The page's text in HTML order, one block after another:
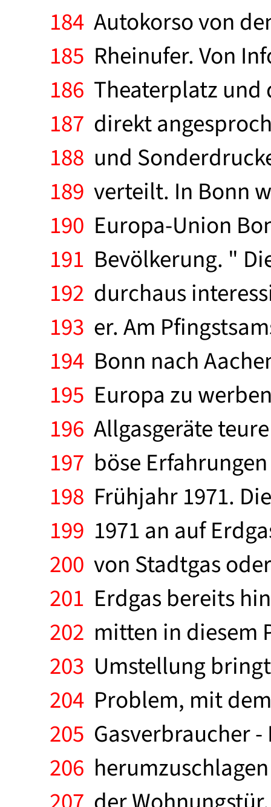
184 Autokorso von
185 Rheinufer. Von
186 Theaterplatz und
187 direkt
188 und
189 verteilt. In Bonn
190 Europa-Union
191 Bevölkerung. "
192 durchaus
193 er. Am
194 Bonn nach
195 Europa zu
196 Allgasgeräte
197 böse
198 Frühjahr 1971.
199 1971 an auf
200 von Stadtgas
201 Erdgas bereits
202 mitten in diesem
203 Umstellung
204 Problem, mit
205 Gasverbraucher
206